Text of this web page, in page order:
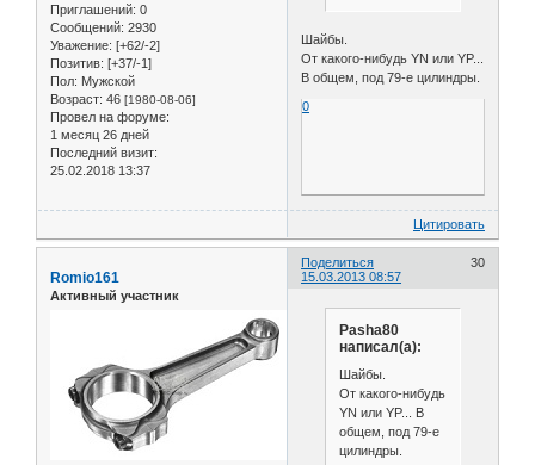
Приглашений: 0
Сообщений: 2930
Уважение: [+62/-2]
Позитив: [+37/-1]
Пол: Мужской
Возраст: 46 [1980-08-06]
Провел на форуме:
1 месяц 26 дней
Последний визит:
25.02.2018 13:37
Шайбы.
От какого-нибудь YN или YP...
В общем, под 79-е цилиндры.
0
Цитировать
Поделиться
30
15.03.2013 08:57
Romio161
Активный участник
Pasha80
написал(а):
Шайбы.
От какого-нибудь
YN или YP... В
общем, под 79-е
цилиндры.